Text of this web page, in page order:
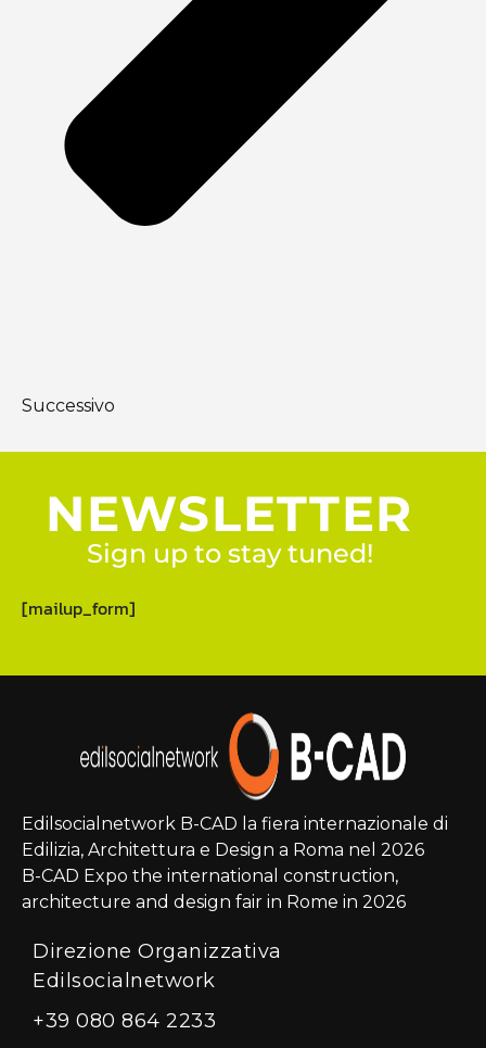
Successivo
NEWSLETTER
Sign up to stay tuned!
[mailup_form]
Edilsocialnetwork B-CAD la fiera internazionale di
Edilizia, Architettura e Design a Roma nel 2026
B-CAD Expo the international construction,
architecture and design fair in Rome in 2026
Direzione Organizzativa
Edilsocialnetwork
+39 080 864 2233